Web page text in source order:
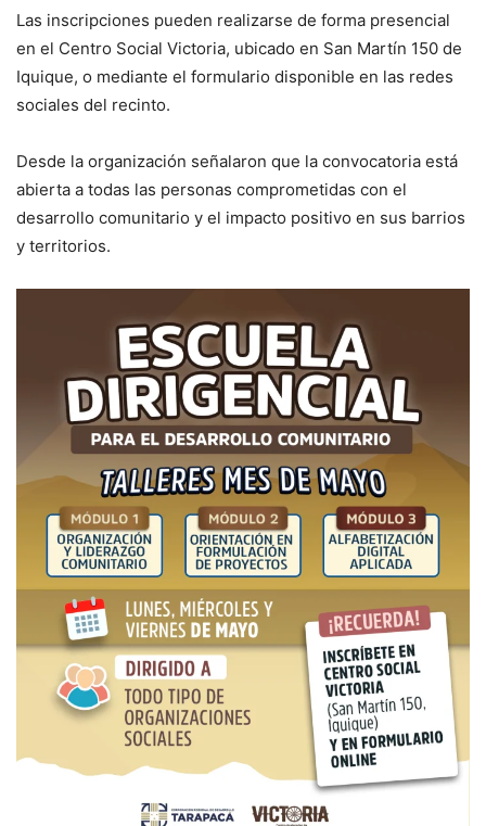
Las inscripciones pueden realizarse de forma presencial
en el Centro Social Victoria, ubicado en San Martín 150 de
Iquique, o mediante el formulario disponible en las redes
sociales del recinto.
Desde la organización señalaron que la convocatoria está
abierta a todas las personas comprometidas con el
desarrollo comunitario y el impacto positivo en sus barrios
y territorios.